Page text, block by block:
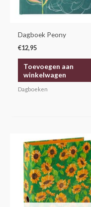
Dagboek Peony
€12,95
Toevoegen aan
winkelwagen
Dagboeken